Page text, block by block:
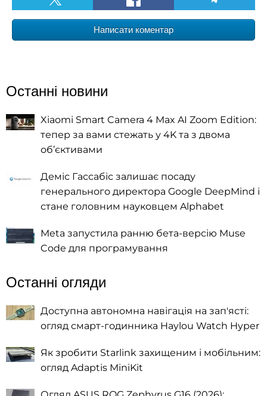
Написати коментар
Останні новини
Xiaomi Smart Camera 4 Max AI Zoom Edition:
тепер за вами стежать у 4K та з двома
об’єктивами
Деміс Гассабіс залишає посаду
генерального директора Google DeepMind і
стане головним науковцем Alphabet
Meta запустила ранню бета-версію Muse
Code для програмування
Останні огляди
Доступна автономна навігація на зап'ясті:
огляд смарт-годинника Haylou Watch Hyper
Як зробити Starlink захищеним і мобільним:
огляд Adaptis MiniKit